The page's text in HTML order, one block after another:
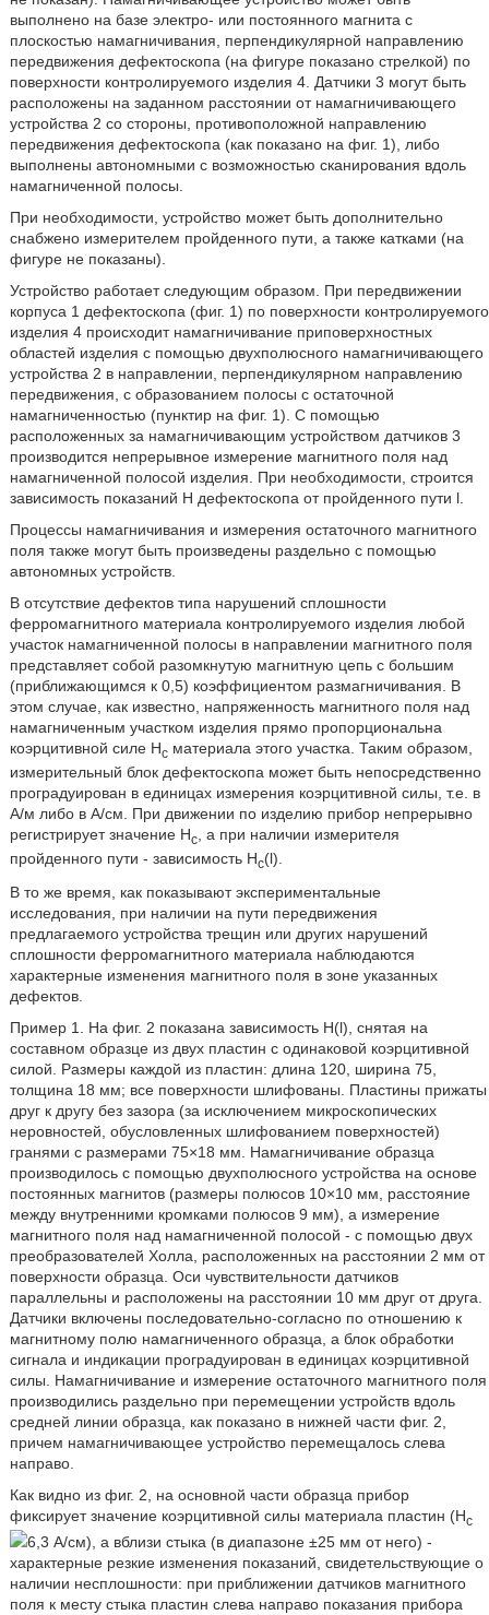
выполнено на базе электро- или постоянного магнита с
плоскостью намагничивания, перпендикулярной направлению
передвижения дефектоскопа (на фигуре показано стрелкой) по
поверхности контролируемого изделия 4. Датчики 3 могут быть
расположены на заданном расстоянии от намагничивающего
устройства 2 со стороны, противоположной направлению
передвижения дефектоскопа (как показано на фиг. 1), либо
выполнены автономными с возможностью сканирования вдоль
намагниченной полосы.
При необходимости, устройство может быть дополнительно
снабжено измерителем пройденного пути, а также катками (на
фигуре не показаны).
Устройство работает следующим образом. При передвижении
корпуса 1 дефектоскопа (фиг. 1) по поверхности контролируемого
изделия 4 происходит намагничивание приповерхностных
областей изделия с помощью двухполюсного намагничивающего
устройства 2 в направлении, перпендикулярном направлению
передвижения, с образованием полосы с остаточной
намагниченностью (пунктир на фиг. 1). С помощью
расположенных за намагничивающим устройством датчиков 3
производится непрерывное измерение магнитного поля над
намагниченной полосой изделия. При необходимости, строится
зависимость показаний Н дефектоскопа от пройденного пути l.
Процессы намагничивания и измерения остаточного магнитного
поля также могут быть произведены раздельно с помощью
автономных устройств.
В отсутствие дефектов типа нарушений сплошности
ферромагнитного материала контролируемого изделия любой
участок намагниченной полосы в направлении магнитного поля
представляет собой разомкнутую магнитную цепь с большим
(приближающимся к 0,5) коэффициентом размагничивания. В
этом случае, как известно, напряженность магнитного поля над
намагниченным участком изделия прямо пропорциональна
коэрцитивной силе Hсматериала этого участка. Таким образом,
измерительный блок дефектоскопа может быть непосредственно
проградуирован в единицах измерения коэрцитивной силы, т.е. в
А/м либо в А/см. При движении по изделию прибор непрерывно
регистрирует значение Hс, а при наличии измерителя
пройденного пути - зависимость Нc(l).
В то же время, как показывают экспериментальные
исследования, при наличии на пути передвижения
предлагаемого устройства трещин или других нарушений
сплошности ферромагнитного материала наблюдаются
характерные изменения магнитного поля в зоне указанных
дефектов.
Пример 1. На фиг. 2 показана зависимость H(l), снятая на
составном образце из двух пластин с одинаковой коэрцитивной
силой. Размеры каждой из пластин: длина 120, ширина 75,
толщина 18 мм; все поверхности шлифованы. Пластины прижаты
друг к другу без зазора (за исключением микроскопических
неровностей, обусловленных шлифованием поверхностей)
гранями с размерами 75×18 мм. Намагничивание образца
производилось с помощью двухполюсного устройства на основе
постоянных магнитов (размеры полюсов 10×10 мм, расстояние
между внутренними кромками полюсов 9 мм), а измерение
магнитного поля над намагниченной полосой - с помощью двух
преобразователей Холла, расположенных на расстоянии 2 мм от
поверхности образца. Оси чувствительности датчиков
параллельны и расположены на расстоянии 10 мм друг от друга.
Датчики включены последовательно-согласно по отношению к
магнитному полю намагниченного образца, а блок обработки
сигнала и индикации проградуирован в единицах коэрцитивной
силы. Намагничивание и измерение остаточного магнитного поля
производились раздельно при перемещении устройств вдоль
средней линии образца, как показано в нижней части фиг. 2,
причем намагничивающее устройство перемещалось слева
направо.
Как видно из фиг. 2, на основной части образца прибор
фиксирует значение коэрцитивной силы материала пластин (Hс
6,3 А/см), а вблизи стыка (в диапазоне ±25 мм от него) -
характерные резкие изменения показаний, свидетельствующие о
наличии несплошности: при приближении датчиков магнитного
поля к месту стыка пластин слева направо показания прибора